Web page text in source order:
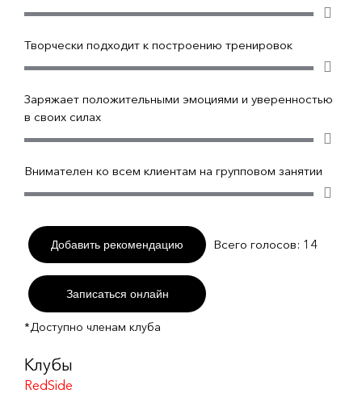
Творчески подходит к построению тренировок
Заряжает положительными эмоциями и уверенностью
в своих силах
Внимателен ко всем клиентам на групповом занятии
Добавить рекомендацию Всего голосов: 14
Записаться онлайн
*Доступно членам клуба
Клубы
RedSide